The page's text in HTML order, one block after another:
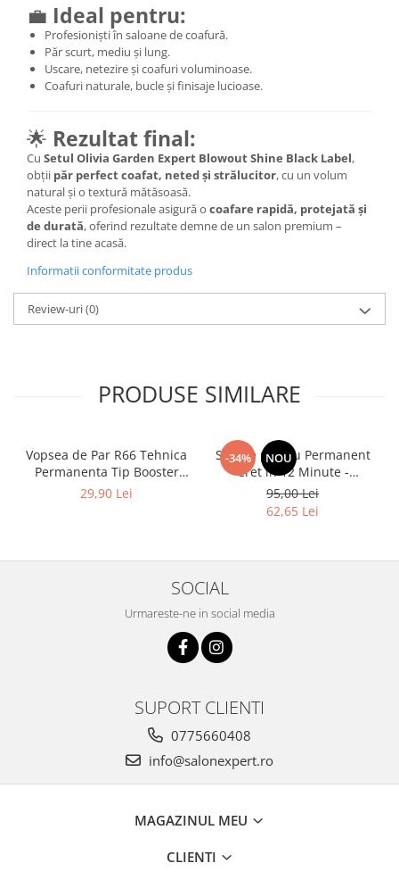
💼 Ideal pentru:
Profesioniști în saloane de coafură.
Păr scurt, mediu și lung.
Uscare, netezire și coafuri voluminoase.
Coafuri naturale, bucle și finisaje lucioase.
🌟 Rezultat final:
Cu Setul Olivia Garden Expert Blowout Shine Black Label,
obții păr perfect coafat, neted și strălucitor, cu un volum
natural și o textură mătăsoasă.
Aceste perii profesionale asigură o coafare rapidă, protejată și
de durată, oferind rezultate demne de un salon premium –
direct la tine acasă.
Informatii conformitate produs
Review-uri(0)
PRODUSE SIMILARE
Vopsea de Par R66 Tehnica
Permanenta Tip Booster
Rosu - Fanola Color Cream
29,90 Lei
-34% NOU
Solutie pentru Permanent
Cret in 12 Minute -
Universal Moved 12Min
Ammonia Free Waving
System Be Tech 500ml - Be
95,00 Lei
62,65 Lei
SOCIAL
Urmareste-ne in social media
SUPORT CLIENTI
0775660408
info@salonexpert.ro
MAGAZINUL MEU
CLIENTI